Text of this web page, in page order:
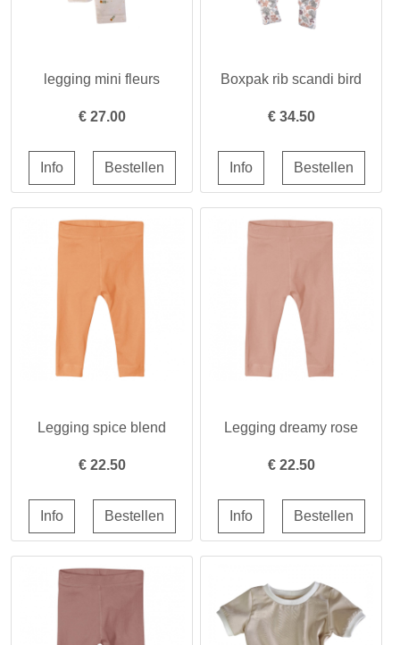
legging mini fleurs
€ 27.00
Boxpak rib scandi bird
€ 34.50
Legging spice blend
€ 22.50
Legging dreamy rose
€ 22.50